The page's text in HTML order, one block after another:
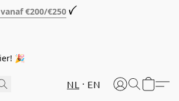
€200/€250 ꪜ
🎉
NL EN